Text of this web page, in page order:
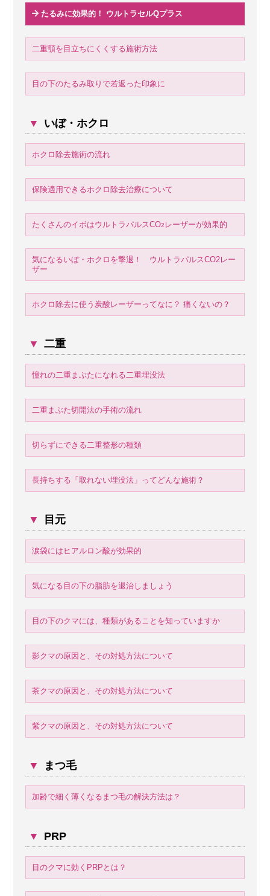
たるみに効果的！ ウルトラセルQプラス
二重顎を目立ちにくくする施術方法
目の下のたるみ取りで若返った印象に
▼ いぼ・ホクロ
ホクロ除去施術の流れ
保険適用できるホクロ除去治療について
たくさんのイボはウルトラパルスCO2 レーザーが効果的
気になるいぼ・ホクロを撃退！ ウルトラパルスCO2レー
ザー
ホクロ除去に使う炭酸レーザーってなに？ 痛くないの？
▼ 二重
憧れの二重まぶたになれる二重埋没法
二重まぶた切開法の手術の流れ
切らずにできる二重整形の種類
長持ちする「取れない埋没法」ってどんな施術？
▼ 目元
涙袋にはヒアルロン酸が効果的
気になる目の下の脂肪を退治しましょう
目の下のクマには、種類があることを知っていますか
影クマの原因と、その対処方法について
茶クマの原因と、その対処方法について
紫クマの原因と、その対処方法について
▼ まつ毛
加齢で細く薄くなるまつ毛の解決方法は？
▼ PRP
目のクマに効くPRPとは？